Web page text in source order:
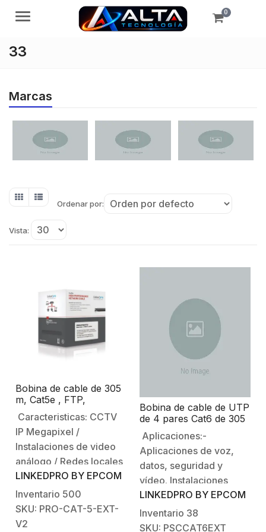
Menú 0
33
Marcas
Ordenar por:
Vista:
Bobina de cable de 305
m, Cat5e , FTP,
blindado, para
intemperie, color negro,
UL, para aplicaciones
en CCTV, redes de
datos.
Caracteristicas: CCTV
IP Megapixel /
Instalaciones de video
análogo / Redes locales
de alta velocidadRedes
inalámbricasPara
aplicaciones de alta
velocidad de datos, Fast
LINKEDPRO BY EPCOM
Inventario 500
SKU: PRO-CAT-5-EXT-
V2
Bobina de cable de UTP
de 4 pares Cat6 de 305
m (1000 ft), 100%
Cobre, LDPE Resistente
a rayos UV, Color
Negro, 24 AWG, Uso en
Exterior, Para
Aplicaciones de Voz,
Datos y Video
Aplicaciones:-
Aplicaciones de voz,
datos, seguridad y
vídeo. Instalaciones
analógicas/CCTV
megapíxel IP.-Puntos de
acceso cableados.-
LINKEDPRO BY EPCOM
Inventario 38
SKU: PSCCAT6EXT